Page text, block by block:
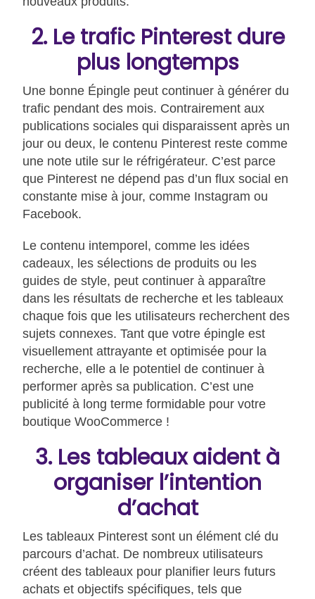
2. Le trafic Pinterest dure
plus longtemps
Une bonne Épingle peut continuer à générer du
trafic pendant des mois. Contrairement aux
publications sociales qui disparaissent après un
jour ou deux, le contenu Pinterest reste comme
une note utile sur le réfrigérateur. C’est parce
que Pinterest ne dépend pas d’un flux social en
constante mise à jour, comme Instagram ou
Facebook.
Le contenu intemporel, comme les idées
cadeaux, les sélections de produits ou les
guides de style, peut continuer à apparaître
dans les résultats de recherche et les tableaux
chaque fois que les utilisateurs recherchent des
sujets connexes. Tant que votre épingle est
visuellement attrayante et optimisée pour la
recherche, elle a le potentiel de continuer à
performer après sa publication. C’est une
publicité à long terme formidable pour votre
boutique WooCommerce !
3. Les tableaux aident à
organiser l’intention
d’achat
Les tableaux Pinterest sont un élément clé du
parcours d’achat. De nombreux utilisateurs
créent des tableaux pour planifier leurs futurs
achats et objectifs spécifiques, tels que